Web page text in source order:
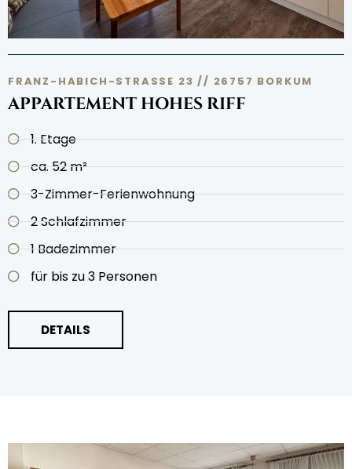
FRANZ-HABICH-STRASSE 23 // 26757 BORKUM
APPARTEMENT HOHES RIFF
1. Etage
ca. 52 m²
3-Zimmer-Ferienwohnung
2 Schlafzimmer
1 Badezimmer
für bis zu 3 Personen
DETAILS